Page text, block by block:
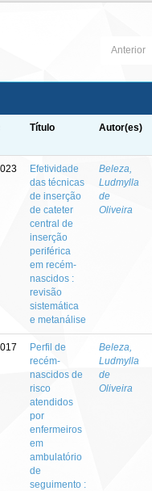
Anterior
Título Autor(es)
Efetividade
das técnicas
de inserção
de cateter
central de
inserção
periférica
em recém-
nascidos :
revisão
sistemática
e metanálise
Beleza,
Ludmylla
de
Oliveira
Perfil de
recém-
nascidos de
risco
atendidos
por
enfermeiros
em
ambulatório
de
seguimento :
Beleza,
Ludmylla
de
Oliveira